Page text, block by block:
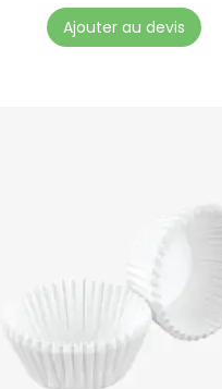
Ajouter au devis